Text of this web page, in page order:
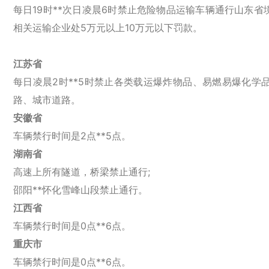
每日19时**次日凌晨6时禁止危险物品运输车辆通行山东省
相关运输企业处5万元以上10万元以下罚款。
江苏省
每日凌晨2时**5时禁止各类载运爆炸物品、易燃易爆化学
路、城市道路。
安徽省
车辆禁行时间是2点**5点。
湖南省
高速上所有隧道，桥梁禁止通行;
邵阳**怀化雪峰山段禁止通行。
江西省
车辆禁行时间是0点**6点。
重庆市
车辆禁行时间是0点**6点。